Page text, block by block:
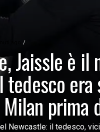
Jaissle è il
era
prima
Newcastle: il tedesco,